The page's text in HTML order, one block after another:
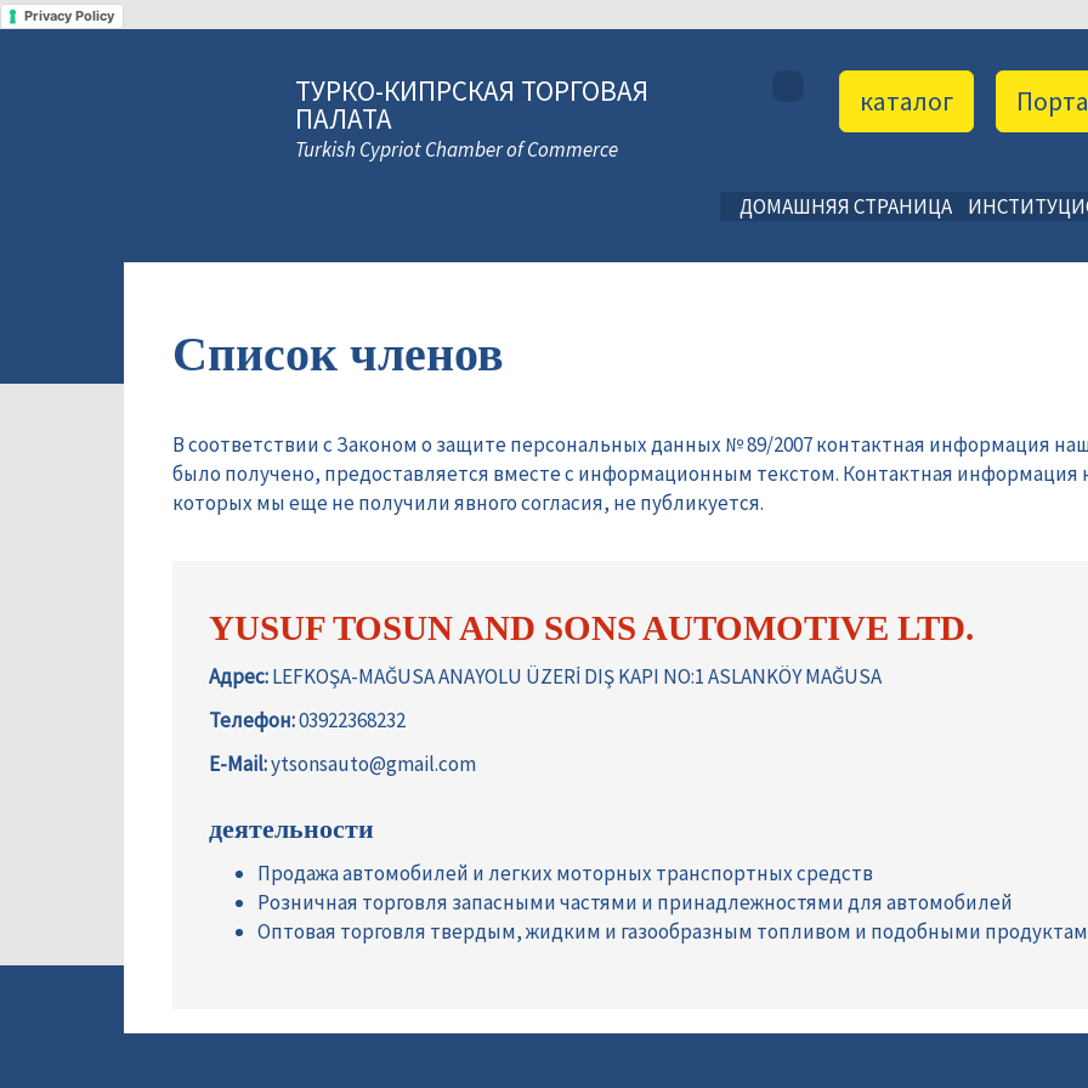
Privacy Policy
ТУРКО-КИПРСКАЯ ТОРГОВАЯ
ПАЛАТА
Turkish Cypriot Chamber of Commerce
каталог
ДОМАШНЯЯ СТРАНИЦА
Список членов
В соответствии с Законом о защите персональных данных № 89/2007 контактная информация
было получено, предоставляется вместе с информационным текстом. Контактная информация
которых мы еще не получили явного согласия, не публикуется.
YUSUF TOSUN AND SONS AUTOMOTIVE LTD.
Адрес:LEFKOŞA-MAĞUSA ANAYOLU ÜZERİ DIŞ KAPI NO:1 ASLANKÖY MAĞUSA
Телефон:03922368232
E-Mail:ytsonsauto@gmail.com
деятельности
Продажа автомобилей и легких моторных транспортных средств
Розничная торговля запасными частями и принадлежностями для автомобилей
Оптовая торговля твердым, жидким и газообразным топливом и подобными